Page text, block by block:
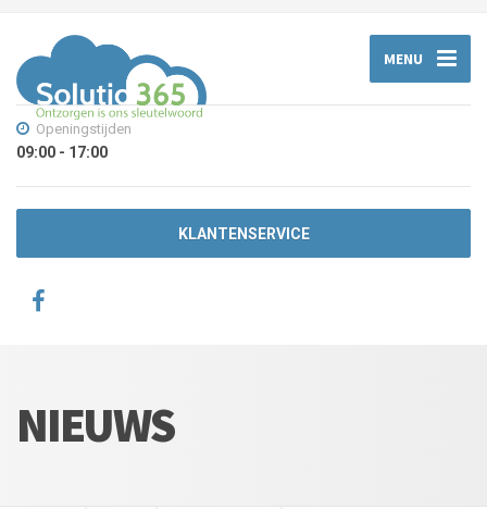
MENU
Openingstijden
09:00 - 17:00
KLANTENSERVICE
NIEUWS